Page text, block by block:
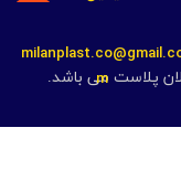
پلاست می باشد.
m